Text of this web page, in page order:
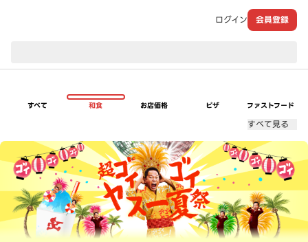
ログイン 会員登録
すべて 和食 お店価格 ピザ ファストフード
すべて見る
超ゴイゴイヤスー夏祭